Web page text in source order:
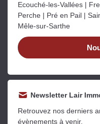
Ecouché-les-Vallées |
Perche | Pré en Pail |
Mêle-sur-Sarthe
Newsletter Lair
Retrouvez nos derniers
évènements à venir.